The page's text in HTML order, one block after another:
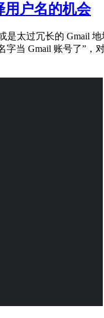
用户名的机会
太过冗长的 Gmail
当 Gmail 账号了”，